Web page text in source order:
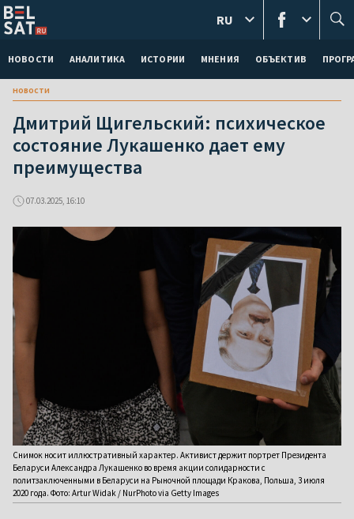
НОВОСТИ АНАЛИТИКА ИСТОРИИ МНЕНИЯ ОБЪЕКТИВ
RU
новости
Дмитрий Щигельский: психическое
состояние Лукашенко дает ему
преимущества
07.03.2025, 16:10
Снимок носит иллюстративный характер. Активист держит портрет Президента
Беларуси Александра Лукашенко во время акции солидарности с
политзаключенными в Беларуси на Рыночной площади Кракова, Польша, 3 июля
2020 года. Фото: Artur Widak / NurPhoto via Getty Images